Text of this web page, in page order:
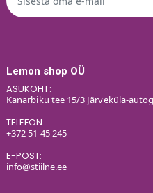
Lemon shop OÜ
ASUKOHT:
Kanarbiku tee 15/3 Järveküla-
TELEFON:
+372 51 45 245
E-POST:
info@stiilne.ee